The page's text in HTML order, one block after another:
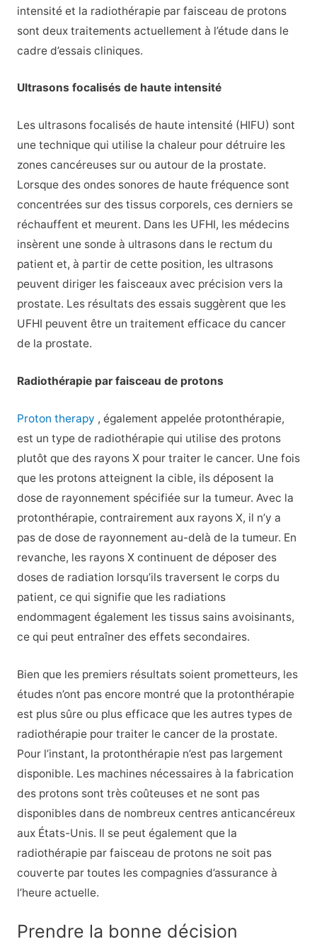
intensité et la radiothérapie par faisceau de protons
sont deux traitements actuellement à l’étude dans le
cadre d’essais cliniques.
Ultrasons focalisés de haute intensité
Les ultrasons focalisés de haute intensité (HIFU) sont
une technique qui utilise la chaleur pour détruire les
zones cancéreuses sur ou autour de la prostate.
Lorsque des ondes sonores de haute fréquence sont
concentrées sur des tissus corporels, ces derniers se
réchauffent et meurent. Dans les UFHI, les médecins
insèrent une sonde à ultrasons dans le rectum du
patient et, à partir de cette position, les ultrasons
peuvent diriger les faisceaux avec précision vers la
prostate. Les résultats des essais suggèrent que les
UFHI peuvent être un traitement efficace du cancer
de la prostate.
Radiothérapie par faisceau de protons
Proton therapy , également appelée protonthérapie,
est un type de radiothérapie qui utilise des protons
plutôt que des rayons X pour traiter le cancer. Une fois
que les protons atteignent la cible, ils déposent la
dose de rayonnement spécifiée sur la tumeur. Avec la
protonthérapie, contrairement aux rayons X, il n’y a
pas de dose de rayonnement au-delà de la tumeur. En
revanche, les rayons X continuent de déposer des
doses de radiation lorsqu’ils traversent le corps du
patient, ce qui signifie que les radiations
endommagent également les tissus sains avoisinants,
ce qui peut entraîner des effets secondaires.
Bien que les premiers résultats soient prometteurs, les
études n’ont pas encore montré que la protonthérapie
est plus sûre ou plus efficace que les autres types de
radiothérapie pour traiter le cancer de la prostate.
Pour l’instant, la protonthérapie n’est pas largement
disponible. Les machines nécessaires à la fabrication
des protons sont très coûteuses et ne sont pas
disponibles dans de nombreux centres anticancéreux
aux États-Unis. Il se peut également que la
radiothérapie par faisceau de protons ne soit pas
couverte par toutes les compagnies d’assurance à
l’heure actuelle.
Prendre la bonne décision